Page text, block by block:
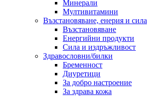
Минерали
Мултивитамини
Възстановяване, енерия и сила
Възстановяване
Енергийни продукти
Сила и издръжливост
Здравословни/билки
Бременност
Диуретици
За добро настроение
За здрава кожа